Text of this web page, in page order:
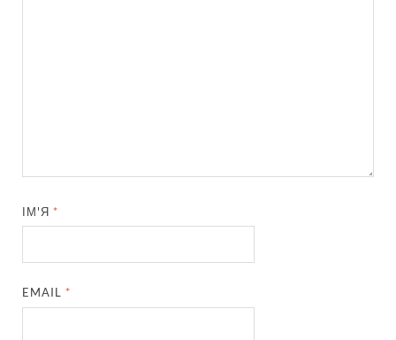
ІМ'Я *
EMAIL *